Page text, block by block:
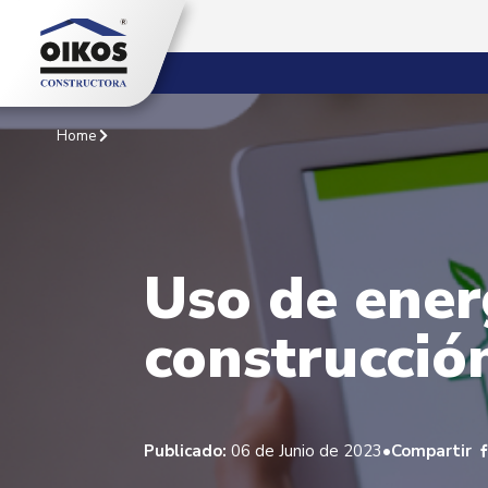
Home
Uso de
Publicado: 06 de Junio de 2023•Compartir